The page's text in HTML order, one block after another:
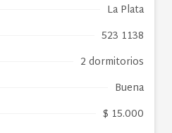
La Plata
523 1138
2 dormitorios
Buena
$ 15.000